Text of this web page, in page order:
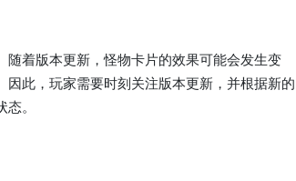
着版本更新，怪物卡片的效果可能会发生变
此，玩家需要时刻关注版本更新，并根据新的
。